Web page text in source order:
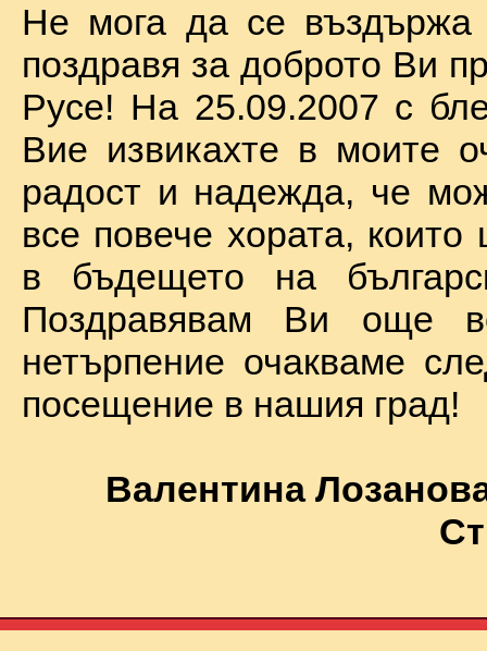
Не мога да се
поздравя за доброто Ви
Русе! На 25.09.2007 с
Вие извикахте в моите
радост и надежда, че
все повече хората, които
в бъдещето на
Поздравявам Ви още
нетърпение очакваме
посещение в нашия град!
Валентина